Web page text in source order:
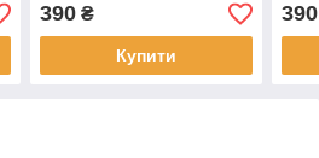
390₴
Купити
390